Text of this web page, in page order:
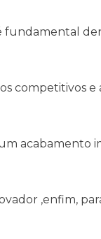
fundamental
competitivos e
acabamento
,enfim,